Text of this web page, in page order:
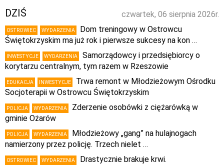
czwartek, 06 sierpnia 2026r.
DZIŚ
OSTROWIEC WYDARZENIA
Dom treningowy w Ostrowcu
Świętokrzyskim ma już rok i pierwsze sukcesy na kon …
INWESTYCJE WYDARZENIA
Samorządowcy i przedsiębiorcy o
korytarzu centralnym, tym razem w Rzeszowie
EDUKACJA INWESTYCJE
Trwa remont w Młodzieżowym Ośrodku
Socjoterapii w Ostrowcu Świętokrzyskim
POLICJA WYDARZENIA
Zderzenie osobówki z ciężarówką w
gminie Ożarów
POLICJA WYDARZENIA
Młodzieżowy „gang” na hulajnogach
namierzony przez policję. Trzech nielet …
OSTROWIEC WYDARZENIA
Drastycznie brakuje krwi.